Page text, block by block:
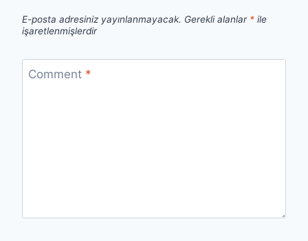
E-posta adresiniz yayınlanmayacak. Gerekli alanlar * ile
işaretlenmişlerdir
Comment *